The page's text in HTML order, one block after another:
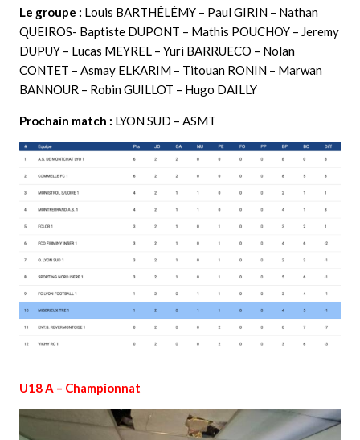
Le groupe : Louis BARTHÉLÉMY – Paul GIRIN – Nathan
QUEIROS- Baptiste DUPONT – Mathis POUCHOY – Jeremy
DUPUY – Lucas MEYREL – Yuri BARRUECO – Nolan
CONTET – Asmay ELKARIM – Titouan RONIN – Marwan
BANNOUR – Robin GUILLOT – Hugo DAILLY
Prochain match : LYON SUD – ASMT
U18 A – Championnat